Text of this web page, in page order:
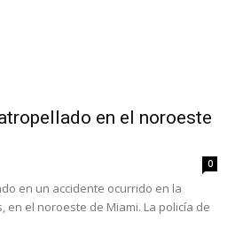
en el noroeste
0
en un accidente ocurrido en la
en el noroeste de Miami. La policía de